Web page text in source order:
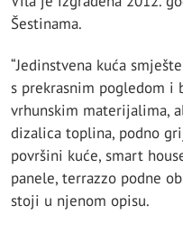
Šestinama.
“Jedinstvena kuća
s prekrasnim pogledom i
vrhunskim materijalima,
dizalica toplina, podno
površini kuće, smart
panele, terrazzo podne
stoji u njenom opisu.